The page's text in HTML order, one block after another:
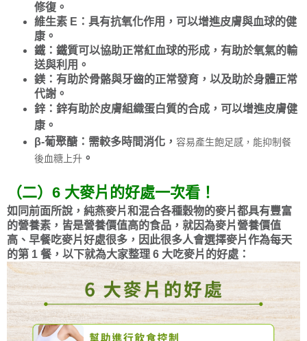
修復。
維生素 E：具有抗氧化作用，可以增進皮膚與血球的健
康。
鐵：鐵質可以協助正常紅血球的形成，有助於氧氣的輸
送與利用。
鎂：有助於骨骼與牙齒的正常發育，以及助於身體正常
代謝。
鋅：鋅有助於皮膚組織蛋白質的合成，可以增進皮膚健
康。
β-葡聚醣：需較多時間消化， 容易產生飽足感，能抑制餐
後血糖上升 。
（二）6 大麥片的好處一次看！
如同前面所說，純燕麥片和混合各種穀物的麥片都具有豐富
的營養素，皆是營養價值高的食品，就因為麥片營養價值
高、早餐吃麥片好處很多，因此很多人會選擇麥片作為每天
的第 1 餐，以下就為大家整理 6 大吃麥片的好處：